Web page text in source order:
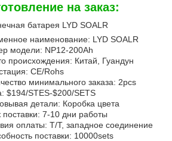
на заказ:
батарея LYD SOALR
наименование: LYD SOALR
модели: NP12-200Ah
происхождения: Китай, Гуандун
CE/Rohs
минимального заказа: 2pcs
$194/STES-$200/SETS
детали: Коробка цвета
поставки: 7-10 дни работы
оплаты: T/T, западное соединение
поставки: 10000sets